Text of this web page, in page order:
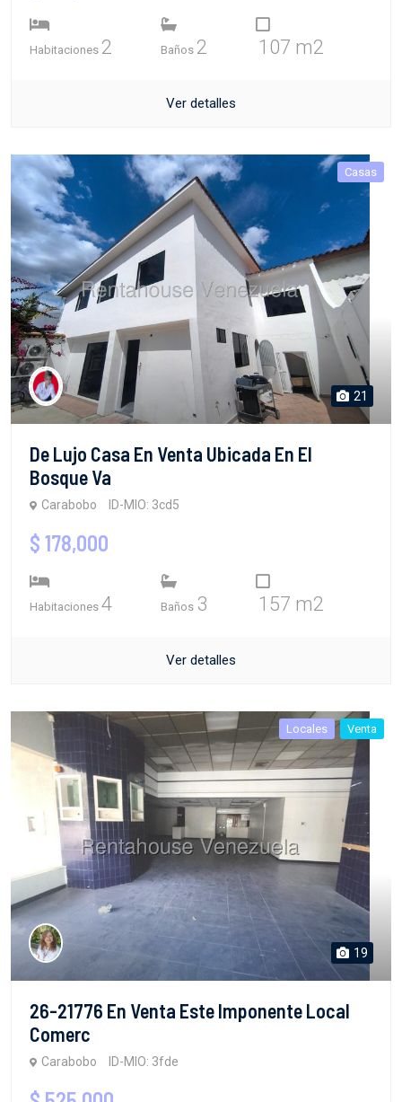
Habitaciones 2 Baños 2 107 m2
Ver detalles
Casas
21
De Lujo Casa En Venta Ubicada En El
Bosque Va
Carabobo ID-MIO: 3cd5
$ 178,000
Habitaciones 4 Baños 3 157 m2
Ver detalles
Locales Venta
19
26-21776 En Venta Este Imponente Local
Comerc
Carabobo ID-MIO: 3fde